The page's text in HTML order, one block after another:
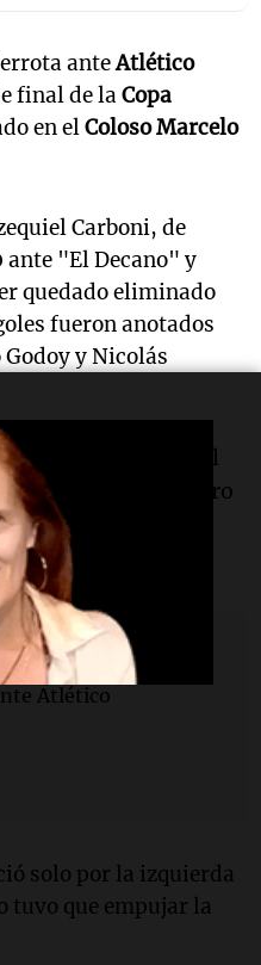
anteAtlético
final de laCopa
en elColoso Marcelo
Carboni, de
"El Decano" y
quedado eliminado
fueron anotados
y Nicolás
de juego, "El
a los
cuatro
al gol de Renzo
la dura derrota
Atlético
solo por la izquierda
tuvo que empujar la